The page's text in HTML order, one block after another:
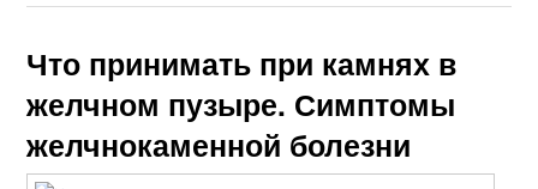
Что принимать при камнях в
желчном пузыре. Симптомы
желчнокаменной болезни